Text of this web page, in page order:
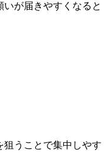
が届きやすくなると
狙うことで集中しやす